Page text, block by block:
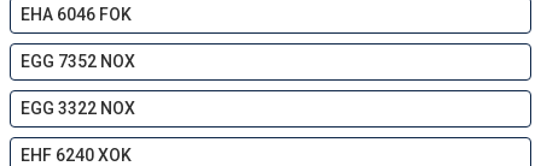
EHA 6046 FOK
EGG 7352 NOX
EGG 3322 NOX
EHF 6240 XOK